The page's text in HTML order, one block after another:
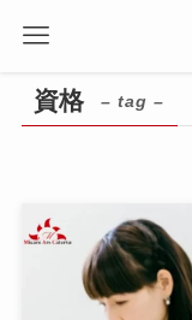
資格 – tag –